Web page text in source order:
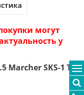
могут
у
Marcher SKS-1 TL